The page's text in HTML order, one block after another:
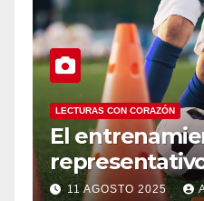
LECTURAS CON
Infancias
que las
4 AGOSTO